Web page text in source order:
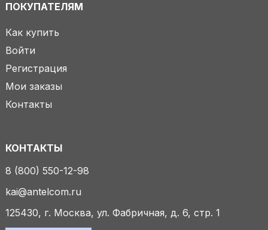
ПОКУПАТЕЛЯМ
Как купить
Войти
Регистрация
Мои заказы
Контакты
КОНТАКТЫ
8 (800) 550-12-98
kai@antelcom.ru
125430, г. Москва, ул. Фабричная, д. 6, стр. 1